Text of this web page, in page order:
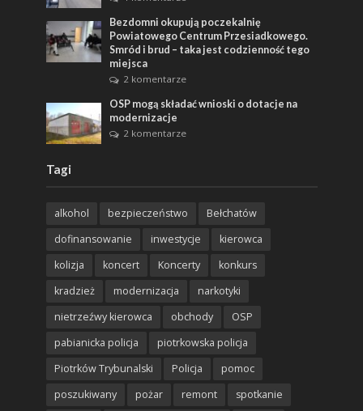
Bezdomni okupują poczekalnię
Powiatowego Centrum Przesiadkowego.
Smród i brud – taka jest codzienność tego
miejsca
2 komentarze
OSP mogą składać wnioski o dotacje na
modernizacje
2 komentarze
Tagi
alkohol bezpieczeństwo
Bełchatów
dofinansowanie
inwestycje
kierowca
kolizja
koncert Koncerty
konkurs
kradzież
modernizacja
narkotyki
nietrzeźwy kierowca
obchody
OSP
pabianicka policja
piotrkowska policja
Piotrków Trybunalski
Policja
pomoc
poszukiwany
pożar remont
spotkanie